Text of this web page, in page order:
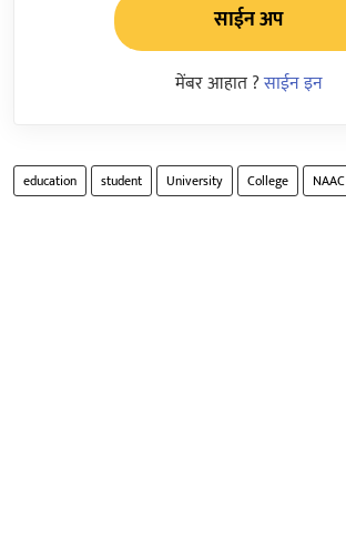
साईन अप
मेंबर आहात ?साईन इन
education student University College NAAC